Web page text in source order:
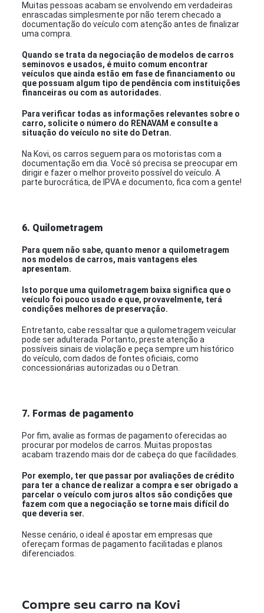
Muitas pessoas acabam se envolvendo em verdadeiras
enrascadas simplesmente por não terem checado a
documentação do veículo com atenção antes de finalizar
uma compra.
Quando se trata da negociação de modelos de carros
seminovos e usados, é muito comum encontrar
veículos que ainda estão em fase de financiamento ou
que possuam algum tipo de pendência com instituições
financeiras ou com as autoridades.
Para verificar todas as informações relevantes sobre o
carro, solicite o número do RENAVAM e consulte a
situação do veículo no site do Detran.
Na Kovi, os carros seguem para os motoristas com a
documentação em dia. Você só precisa se preocupar em
dirigir e fazer o melhor proveito possível do veículo. A
parte burocrática, de IPVA e documento, fica com a gente!
6. Quilometragem
Para quem não sabe, quanto menor a quilometragem
nos modelos de carros, mais vantagens eles
apresentam.
Isto porque uma quilometragem baixa significa que o
veículo foi pouco usado e que, provavelmente, terá
condições melhores de preservação.
Entretanto, cabe ressaltar que a quilometragem veicular
pode ser adulterada. Portanto, preste atenção a
possíveis sinais de violação e peça sempre um histórico
do veículo, com dados de fontes oficiais, como
concessionárias autorizadas ou o Detran.
7. Formas de pagamento
Por fim, avalie as formas de pagamento oferecidas ao
procurar por modelos de carros. Muitas propostas
acabam trazendo mais dor de cabeça do que facilidades.
Por exemplo, ter que passar por avaliações de crédito
para ter a chance de realizar a compra e ser obrigado a
parcelar o veículo com juros altos são condições que
fazem com que a negociação se torne mais difícil do
que deveria ser.
Nesse cenário, o ideal é apostar em empresas que
ofereçam formas de pagamento facilitadas e planos
diferenciados.
Compre seu carro na Kovi